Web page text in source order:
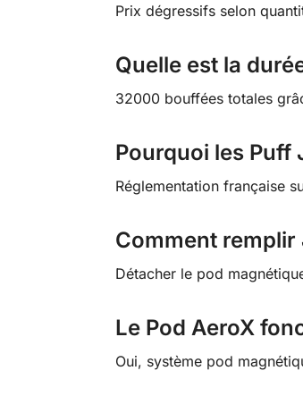
Prix dégressifs selon
Quelle est la
32000 bouffées totales
Pourquoi les Puff
Réglementation française
Comment remplir
Détacher le pod
Le Pod AeroX
Oui, système pod